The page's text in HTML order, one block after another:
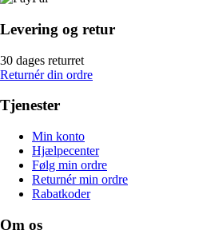
Levering og retur
30 dages returret
Returnér din ordre
Tjenester
Min konto
Hjælpecenter
Følg min ordre
Returnér min ordre
Rabatkoder
Om os